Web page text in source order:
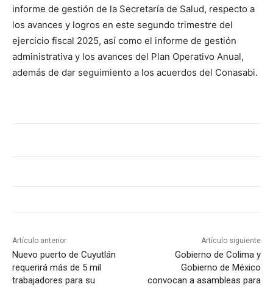
informe de gestión de la Secretaría de Salud, respecto a
los avances y logros en este segundo trimestre del
ejercicio fiscal 2025, así como el informe de gestión
administrativa y los avances del Plan Operativo Anual,
además de dar seguimiento a los acuerdos del Conasabi.
Artículo anterior
Nuevo puerto de Cuyutlán
requerirá más de 5 mil
trabajadores para su
Artículo siguiente
Gobierno de Colima y
Gobierno de México
convocan a asambleas para